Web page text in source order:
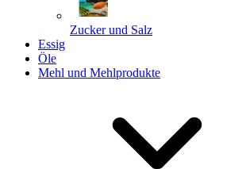
Zucker und Salz
Essig
Öle
Mehl und Mehlprodukte